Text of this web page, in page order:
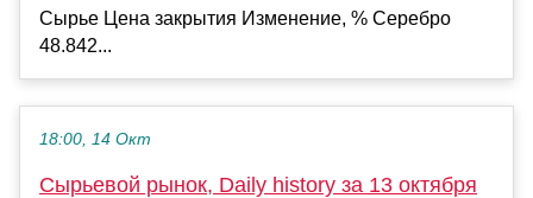
Сырье Цена закрытия Изменение, % Серебро
48.842...
18:00, 14 Окт
Сырьевой рынок, Daily history за 13 октября